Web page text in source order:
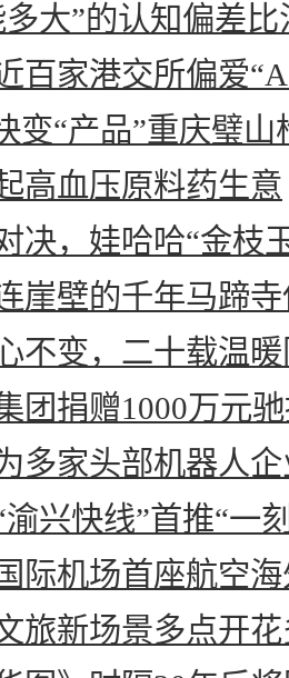
大”的认知偏差
百家港交所偏爱
变“产品”重庆璧
高血压原料药生意
决，娃哈哈“金枝
崖壁的千年马蹄
不变，二十载温
团捐赠1000万元
多家头部机器人
兴快线”首推“一
际机场首座航空
旅新场景多点开